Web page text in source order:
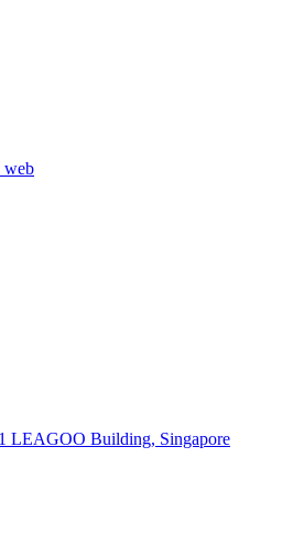
web
LEAGOO Building, Singapore